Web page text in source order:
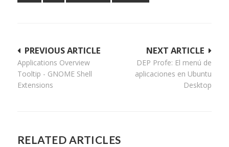
Navegación
de
entradas
NEXT ARTICLE
DEP Profe: El menú de
aplicaciones en Ubuntu
Desktop
PREVIOUS ARTICLE
Applications Overview
Tooltip - GNOME Shell
Extensions
RELATED ARTICLES